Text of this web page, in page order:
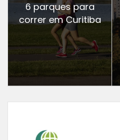
6 parques para
correr em Curitiba